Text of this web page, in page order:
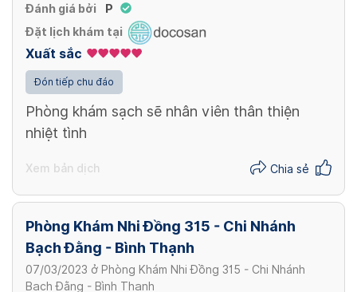
Đánh giá bởi
P
Đặt lịch khám tại
Xuất sắc
Đón tiếp chu đáo
Phòng khám sạch sẽ nhân viên thân thiện
nhiệt tình
Xem bản dịch Chia sẻ
Phòng Khám Nhi Đồng 315 - Chi Nhánh
Bạch Đằng - Bình Thạnh
07/03/2023 ở Phòng Khám Nhi Đồng 315 - Chi Nhánh
Bạch Đằng - Bình Thạnh